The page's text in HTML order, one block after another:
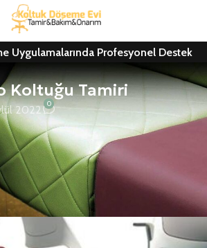
Uygulamalarında Profesyonel Destek
Koltuğu Tamiri
2022 0